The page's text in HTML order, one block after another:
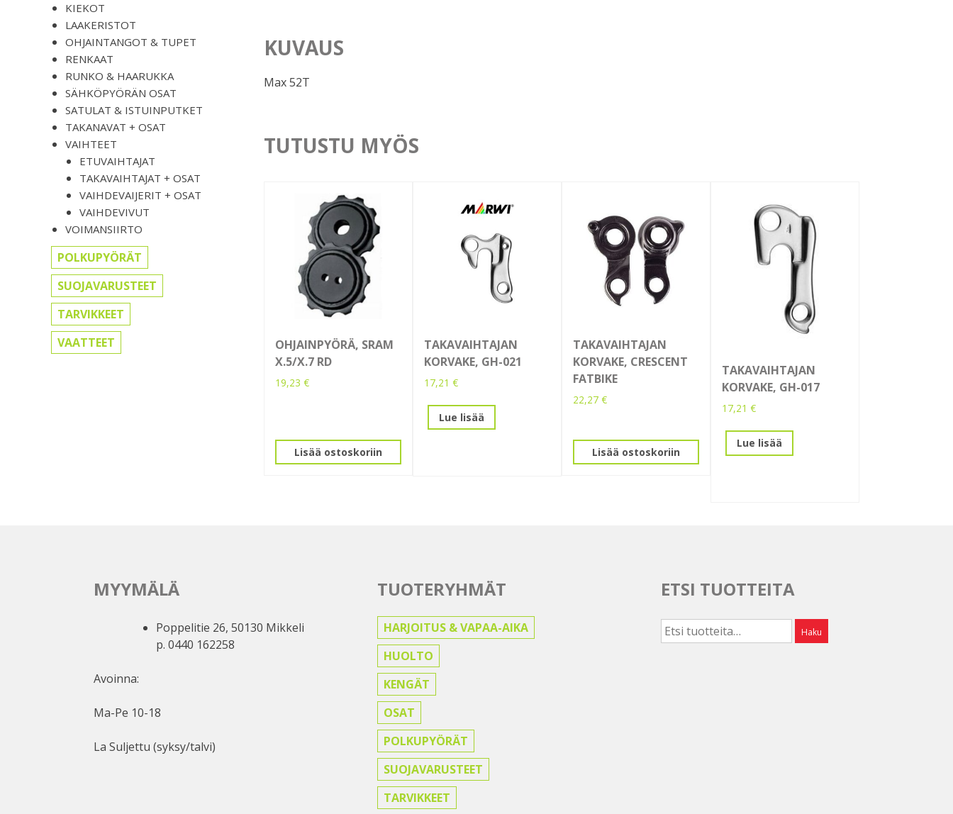
KIEKOT
LAAKERISTOT
OHJAINTANGOT & TUPET
RENKAAT
RUNKO & HAARUKKA
SÄHKÖPYÖRÄN OSAT
SATULAT & ISTUINPUTKET
TAKANAVAT + OSAT
VAIHTEET
ETUVAIHTAJAT
TAKAVAIHTAJAT + OSAT
VAIHDEVAIJERIT + OSAT
VAIHDEVIVUT
VOIMANSIIRTO
POLKUPYÖRÄT
SUOJAVARUSTEET
TARVIKKEET
VAATTEET
KUVAUS
Max 52T
TUTUSTU MYÖS
OHJAINPYÖRÄ, SRAM
X.5/X.7 RD
19,23 €
Lisää ostoskoriin
TAKAVAIHTAJAN
KORVAKE, GH-021
17,21 €
Lue lisää
TAKAVAIHTAJAN
KORVAKE, CRESCENT
FATBIKE
22,27 €
Lisää ostoskoriin
TAKAVAIHTAJAN
KORVAKE, GH-017
17,21 €
Lue lisää
MYYMÄLÄ
Poppelitie 26, 50130 Mikkeli
p. 0440 162258
Avoinna:
Ma-Pe 10-18
La Suljettu (syksy/talvi)
TUOTERYHMÄT
HARJOITUS & VAPAA-AIKA
HUOLTO
KENGÄT
OSAT
POLKUPYÖRÄT
SUOJAVARUSTEET
TARVIKKEET
ETSI TUOTTEITA
Etsi: Haku